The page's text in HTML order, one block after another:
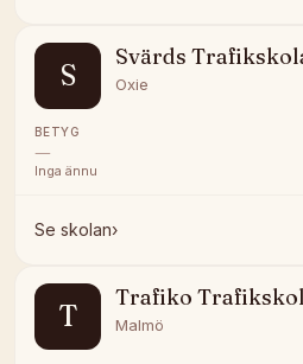
S
Svärds
Oxie
BETYG
—
Inga ännu
Se skolan›
T
Trafiko
Malmö